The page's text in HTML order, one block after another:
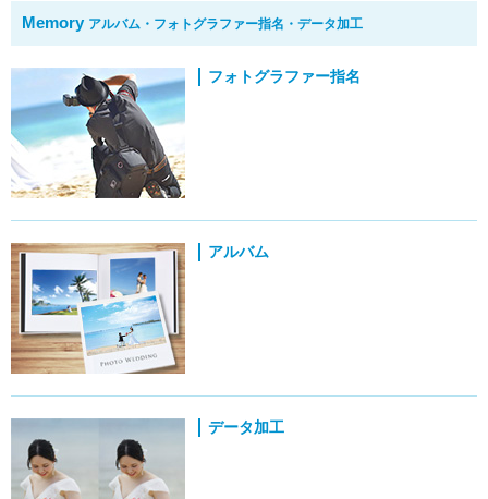
Memory アルバム・フォトグラファー指名・データ加工
フォトグラファー指名
アルバム
データ加工